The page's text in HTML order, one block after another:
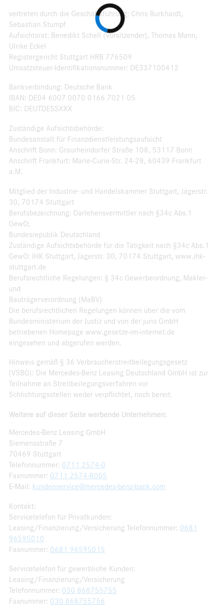
vertreten durch die Geschäftsführung: Chris Burkhardt,
Sebastian Stumpf
Aufsichtsrat: Benedikt Schell (Vorsitzender), Thomas Mann,
Ulrike Eckel
Registergericht Stuttgart HRB 776509
Umsatzsteuer-Identifikationsnummer: DE337100412
Bankverbindung: Deutsche Bank
IBAN: DE04 6007 0070 0166 7021 05
BIC: DEUTDESSXXX
Zuständige Aufsichtsbehörde:
Bundesanstalt für Finanzdienstleistungsaufsicht
Anschrift Bonn: Graurheindorfer Straße 108, 53117 Bonn
Anschrift Frankfurt: Marie-Curie-Str. 24-28, 60439 Frankfurt
a.M.
Mitglied der Industrie- und Handelskammer Stuttgart, Jägerstr.
30, 70174 Stuttgart
Berufsbezeichnung: Darlehensvermittler nach §34c Abs.1
GewO;
Bundesrepublik Deutschland
Zuständige Aufsichtsbehörde für die Tätigkeit nach §34c Abs.1
GewO: IHK Stuttgart, Jägerstr. 30, 70174 Stuttgart, www.ihk-
stuttgart.de
Berufsrechtliche Regelungen: § 34c Gewerbeordnung, Makler-
und
Bauträgerverordnung (MaBV)
Die berufsrechtlichen Regelungen können über die vom
Bundesministerium der Justiz und von der juris GmbH
betriebenen Homepage www.gesetze-im-internet.de
eingesehen und abgerufen werden.
Hinweis gemäß § 36 Verbraucherstreitbeilegungsgesetz
(VSBG): Die Mercedes-Benz Leasing Deutschland GmbH ist zur
Teilnahme an Streitbeilegungsverfahren vor
Schlichtungsstellen weder verpflichtet, noch bereit.
Weitere auf dieser Seite werbende Unternehmen:
Mercedes-Benz Leasing GmbH
Siemensstraße 7
70469 Stuttgart
Telefonnummer: 0711 2574-0
Faxnummer: 0711 2574-8005
E-Mail: kundenservice@mercedes-benz-bank.com
Kontakt:
Servicetelefon für Privatkunden:
Leasing/Finanzierung/Versicherung Telefonnummer: 0681
96595010
Faxnummer: 0681 96595015
Servicetelefon für gewerbliche Kunden:
Leasing/Finanzierung/Versicherung
Telefonnummer: 030 868755755
Faxnummer: 030 868755756